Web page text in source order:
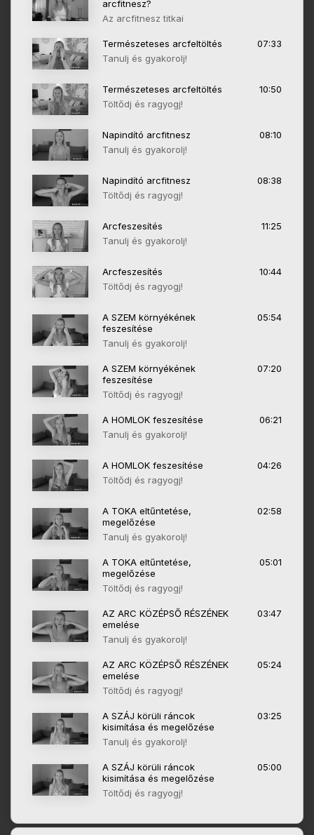
arcfitnesz?
Az arcfitnesz titkai
Természeteses arcfeltöltés
07:33
Tanulj és gyakorolj!
Természeteses arcfeltöltés
10:50
Töltődj és ragyogj!
Napindító arcfitnesz
08:10
Tanulj és gyakorolj!
Napindító arcfitnesz
08:38
Töltődj és ragyogj!
Arcfeszesítés
11:25
Tanulj és gyakorolj!
Arcfeszesítés
10:44
Töltődj és ragyogj!
A SZEM környékének
feszesítése
05:54
Tanulj és gyakorolj!
A SZEM környékének
feszesítése
07:20
Töltődj és ragyogj!
A HOMLOK feszesítése
06:21
Tanulj és gyakorolj!
A HOMLOK feszesítése
04:26
Töltődj és ragyogj!
A TOKA eltűntetése,
megelőzése
02:58
Tanulj és gyakorolj!
A TOKA eltűntetése,
megelőzése
05:01
Töltődj és ragyogj!
AZ ARC KÖZÉPSŐ RÉSZÉNEK
emelése
03:47
Tanulj és gyakorolj!
AZ ARC KÖZÉPSŐ RÉSZÉNEK
emelése
05:24
Töltődj és ragyogj!
A SZÁJ körüli ráncok
kisimítása és megelőzése
03:25
Tanulj és gyakorolj!
A SZÁJ körüli ráncok
kisimítása és megelőzése
05:00
Töltődj és ragyogj!